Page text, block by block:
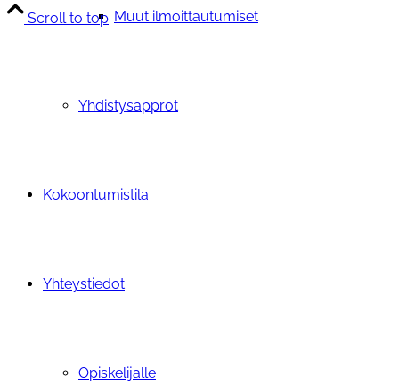
Muut ilmoittautumiset
Yhdistysapprot
Kokoontumistila
Yhteystiedot
Opiskelijalle
Scroll to top